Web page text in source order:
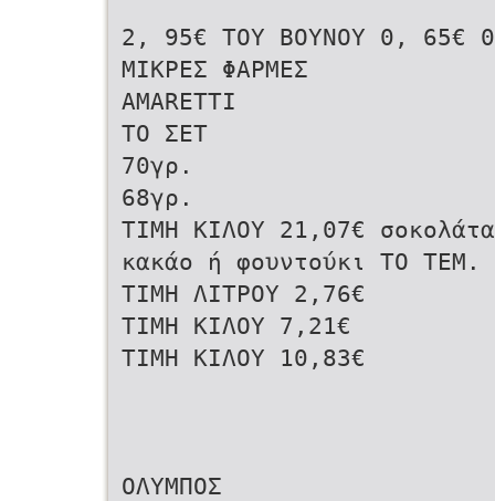
2, 95€ ΤΟΥ ΒΟΥΝΟΥ 0, 65€
ΜΙΚΡΕΣ ΦΑΡΜΕΣ
AMARETTI
ΤΟ ΣΕΤ
70γρ.
68γρ.
ΤΙΜΗ ΚΙΛΟΥ 21,07€
κακάο ή φουντούκι ΤΟ ΤΕΜ.
ΤΙΜΗ ΛΙΤΡΟΥ 2,76€
ΤΙΜΗ ΚΙΛΟΥ 7,21€
ΤΙΜΗ ΚΙΛΟΥ 10,83€
ΟΛΥΜΠΟΣ